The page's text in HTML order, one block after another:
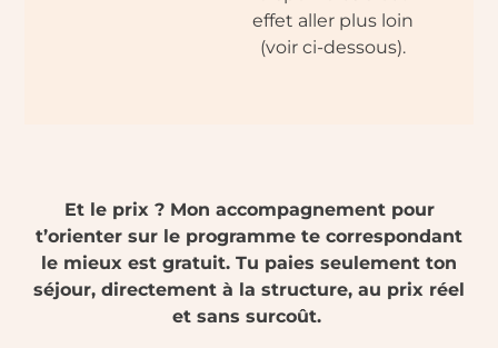
effet aller plus loin
(voir ci-dessous).
Et le prix ? Mon accompagnement pour
t’orienter sur le programme te correspondant
le mieux est gratuit. Tu paies seulement ton
séjour, directement à la structure, au prix réel
et sans surcoût.